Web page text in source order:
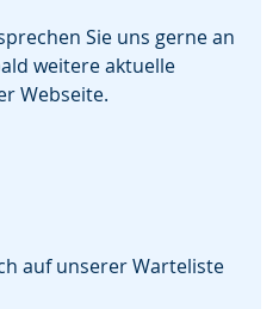
Sie uns gerne an
weitere aktuelle
Webseite.
auf unserer Warteliste